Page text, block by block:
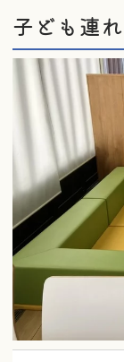
子ども連